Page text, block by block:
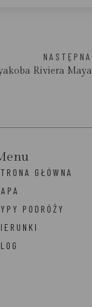
NASTĘPNA
Riviera Maya
GŁÓWNA
PODRÓŻY